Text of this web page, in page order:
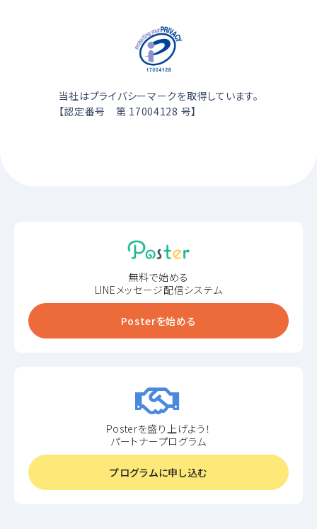
当社はプライバシーマークを取得しています。
【認定番号 第 17004128 号】
無料で始める
LINEメッセージ配信システム
Posterを始める
Posterを盛り上げよう！
パートナープログラム
プログラムに申し込む